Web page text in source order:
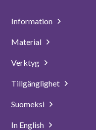
Information
Material
Verktyg
Tillgänglighet
Suomeksi
In English